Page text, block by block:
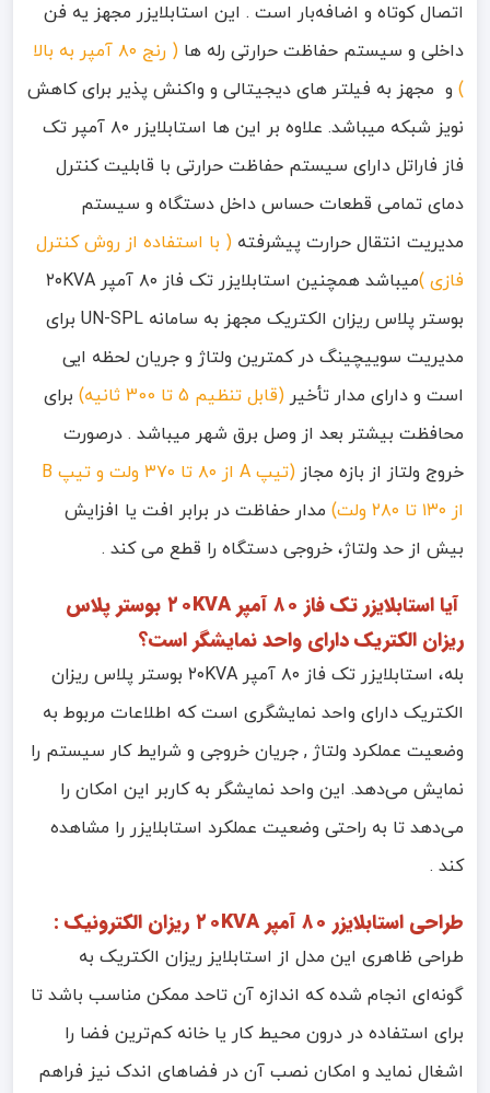
اتصال کوتاه و اضافه‌بار است . این استابلایزر مجهز یه فن
داخلی و سیستم حفاظت حرارتی رله ها
( رنج ۸۰ آمپر به بالا
) و مجهز به فیلتر های دیجیتالی و واکنش پذیر برای کاهش
نویز شبکه میباشد. علاوه بر این ها استابلایزر ۸۰ آمپر تک
فاز فاراتل دارای سیستم حفاظت حرارتی با قابلیت کنترل
دمای تمامی قطعات حساس داخل دستگاه و سیستم
مدیریت انتقال حرارت پیشرفته ( با استفاده از روش کنترل
فازی )
میباشد همچنین استابلایزر تک فاز ۸۰ آمپر ۲۰KVA
بوستر پلاس ریزان الکتریک مجهز به سامانه UN-SPL برای
مدیریت سوییچینگ در کمترین ولتاژ و جریان لحظه ایی
است و دارای مدار تأخیر (قابل تنظیم 5 تا 300 ثانیه)
برای
محافظت بیشتر بعد از وصل برق شهر میباشد . درصورت
خروج ولتاز‌ از بازه مجاز
(تیپ A از ۸۰ تا ۳۷۰ ولت و تیپ B
از ۱۳۰ تا ۲۸۰ ولت)
مدار حفاظت در برابر افت یا افزایش
بیش از حد ولتاژ، خروجی دستگاه را قطع می كند .
آیا استابلایزر تک فاز ۸۰ آمپر ۲۰KVA بوستر پلاس
ریزان الکتریک دارای واحد نمایشگر است؟
بله، استابلایزر تک فاز ۸۰ آمپر ۲۰KVA بوستر پلاس ریزان
الکتریک دارای واحد نمایشگری است که اطلاعات مربوط به
وضعیت عملکرد ولتاژ , جریان خروجی و شرایط کار سیستم را
نمایش می‌دهد. این واحد نمایشگر به کاربر این امکان را
می‌دهد تا به راحتی وضعیت عملکرد استابلایزر را مشاهده
کند .
طراحی استابلایزر ۸۰ آمپر ۲۰KVA ریزان الکترونیک :
طراحی ظاهری این مدل از استابلایز ریزان الکتریک به
گونه‌ای انجام شده كه اندازه آن تاحد ممكن مناسب باشد تا
برای استفاده در درون محیط كار یا خانه كم‌ترین فضا را
اشغال نماید و امكان نصب آن در فضاهای اندک نیز فراهم